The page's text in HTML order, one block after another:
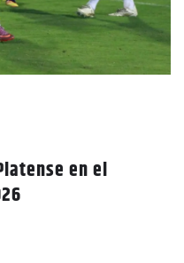
en el